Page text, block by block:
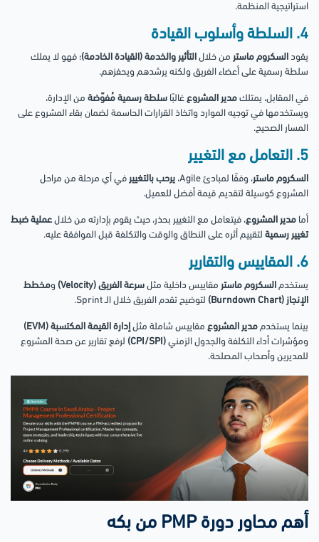
استراتيجية المنظمة.
4. السلطة وأسلوب القيادة
يقود السكروم ماستر من خلال التأثير والخدمة (القيادة الخادمة)؛ فهو لا يملك
سلطة رسمية على أعضاء الفريق ولكنه يرشدهم ويحفزهم.
في المقابل، يمتلك مدير المشروع غالبًا سلطة رسمية مُفوّضة من الإدارة،
ويستخدمها في توجيه الموارد واتخاذ القرارات الحاسمة لضمان بقاء المشروع على
المسار الصحيح.
5. التعامل مع التغيير
السكروم ماستر، وفقًا لمبادئ Agile، يرحب بالتغيير في أي مرحلة من مراحل
المشروع كوسيلة لتقديم قيمة أفضل للعميل.
أما مدير المشروع، فيتعامل مع التغيير بحذر، حيث يقوم بإدارته من خلالعملية ضبط
تغيير رسمية لتقييم أثره على النطاق والوقت والتكلفة قبل الموافقة عليه.
6. المقاييس والتقارير
يستخدم السكروم ماستر مقاييس داخلية مثل سرعة الفريق (Velocity) ومخطط
الإنجاز (Burndown Chart)
لتوضيح تقدم الفريق خلال الـ Sprint.
بينما يستخدم مدير المشروع مقاييس شاملة مثل إدارة القيمة المكتسبة (EVM)
ومؤشرات أداء التكلفة والجدول الزمني (CPI/SPI)
لرفع تقارير عن صحة المشروع
للمديرين وأصحاب المصلحة.
أهم محاور دورة PMP من بكه